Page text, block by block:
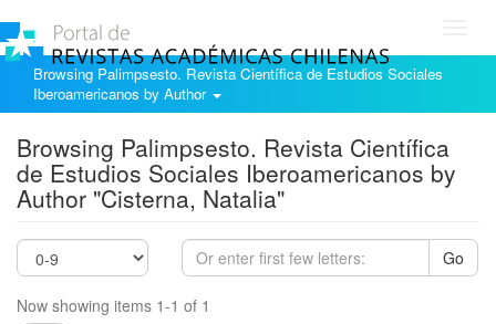
Browsing Palimpsesto. Revista Científica de Estudios Sociales
Iberoamericanos by Author
Browsing Palimpsesto. Revista Científica
de Estudios Sociales Iberoamericanos by
Author "Cisterna, Natalia"
Go
Now showing items 1-1 of 1